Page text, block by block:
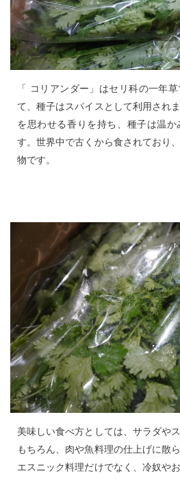
「 コリアンダー」はセリ科の一年
て、種子はスパイスとして利用され
を思わせる香りを持ち、種子は温
す。世界中で古くから食されており
物です。
美味しい食べ方としては、サラダや
もちろん、肉や魚料理の仕上げに散
エスニック料理だけでなく、冷奴や